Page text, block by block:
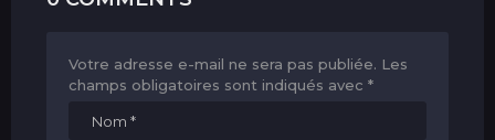
Votre adresse e-mail ne sera pas publiée. Les
champs obligatoires sont indiqués avec *